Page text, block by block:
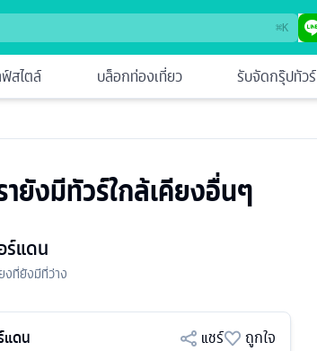
⌘K
สไตล์ บล็อกท่องเที่ยว รับจัดกรุ๊ปทัวร์
ยังมีทัวร์ใกล้เคียงอื่นๆ
ร์แดน
งที่ยังมีที่ว่าง
แดน แชร์
ถูกใจ